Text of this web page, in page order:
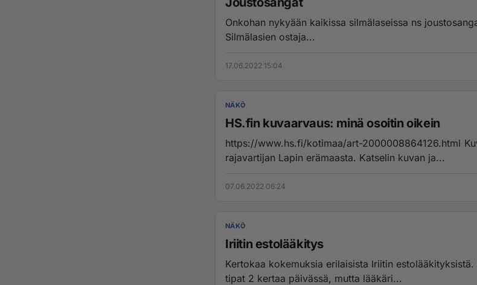
Onkohan nykyään kaikissa silmälaseissa ns joustosangat. Kysyy
Silmälasien ostaja...
17.06.2022 15:04
NÄKÖ
HS.fin kuvaarvaus: minä osoitin oikein
https://www.hs.fi/kotimaa/art-2000008864126.html Kuvasta pitää löytää
rajavartijan Lapin erämaasta. Katselin kuvan ja...
07.06.2022 06:24
NÄKÖ
Iriitin estolääkitys
Kertokaa kokemuksia erilaisista Iriitin
tipat 2 kertaa päivässä, mutta lääkäri...